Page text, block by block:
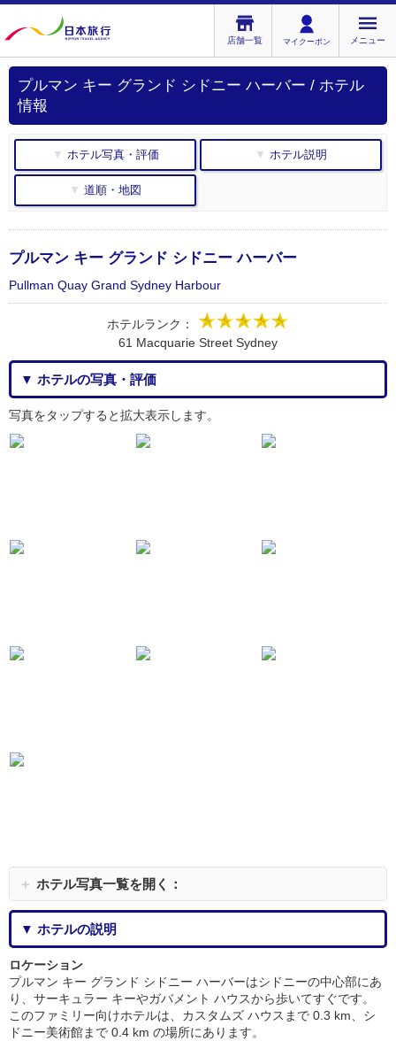
店舗一覧 マイクーポン メニュー
プルマン キー グランド シドニー ハーバー / ホテル
情報
▼ ホテル写真・評価 ▼ ホテル説明
▼ 道順・地図
プルマン キー グランド シドニー ハーバー
Pullman Quay Grand Sydney Harbour
ホテルランク：
61 Macquarie Street Sydney
▼ ホテルの写真・評価
写真をタップすると拡大表示します。
＋ ホテル写真一覧を開く：
▼ ホテルの説明
ロケーション
プルマン キー グランド シドニー ハーバーはシドニーの中心部にあ
り、サーキュラー キーやガバメント ハウスから歩いてすぐです。
このファミリー向けホテルは、カスタムズ ハウスまで 0.3 km、シ
ドニー美術館まで 0.4 km の場所にあります。